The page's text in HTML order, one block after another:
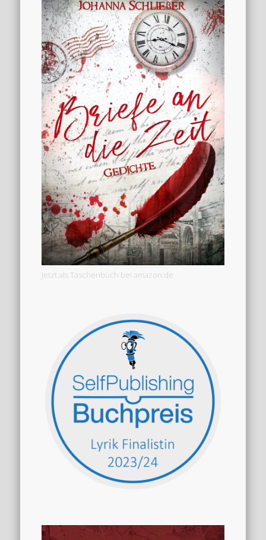
Jetzt als Taschenbuch bei amazon.de